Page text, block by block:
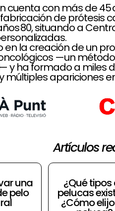
cuenta con más de
de prótesis
80, situando a
en la creación de un
—un
y ha formado a miles
múltiples apariciones
Artículos
una
pelo
¿Qué tipos
pelucas
¿Cómo